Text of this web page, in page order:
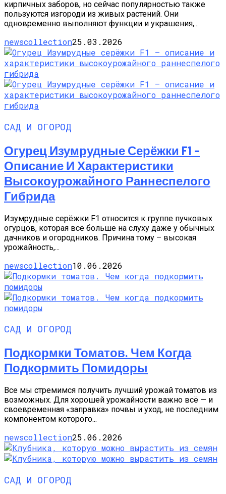
кирпичных заборов, но сейчас популярностью также
пользуются изгороди из живых растений. Они
одновременно выполняют функции и украшения,...
newscollection25.03.2026
САД И ОГОРОД
Огурец Изумрудные Серёжки F1 –
Описание И Характеристики
Высокоурожайного Раннеспелого
Гибрида
Изумрудные серёжки F1 относится к группе пучковых
огурцов, которая всё больше на слуху даже у обычных
дачников и огородников. Причина тому – высокая
урожайность,...
newscollection10.06.2026
САД И ОГОРОД
Подкормки Томатов. Чем Когда
Подкормить Помидоры
Все мы стремимся получить лучший урожай томатов из
возможных. Для хорошей урожайности важно всё — и
своевременная «заправка» почвы и уход, не последним
компонентом которого...
newscollection25.06.2026
САД И ОГОРОД